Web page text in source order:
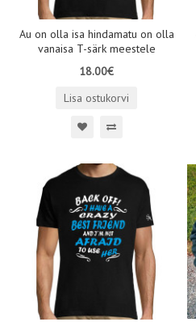
Au on olla isa hindamatu on olla
vanaisa T-särk meestele
18.00€
Lisa ostukorvi